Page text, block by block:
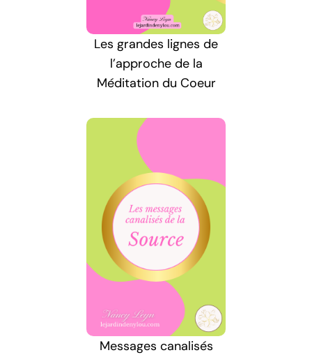
Les grandes lignes de
l’approche de la
Méditation du Coeur
Messages canalisés